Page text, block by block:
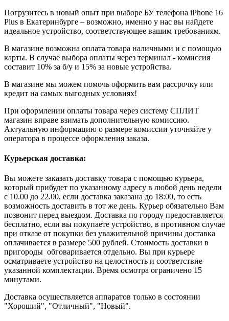
Погрузитесь в новый опыт при выборе БУ телефона iPhone 16
Plus в Екатеринбурге – возможно, именно у нас вы найдете
идеальное устройство, соответствующее вашим требованиям.
В магазине возможна оплата товара наличными и с помощью
карты. В случае выбора оплаты через терминал - комиссия
составит 10% за б/у и 15% за новые устройства.
В магазине мы можем помочь оформить вам рассрочку или
кредит на самых выгодных условиях!
При оформлении оплаты товара через систему СПЛИТ
магазин вправе взимать дополнительную комиссию.
Актуальную информацию о размере комиссии уточняйте у
оператора в процессе оформления заказа.
Курьерская доставка:
Вы можете заказать доставку товара с помощью курьера,
который прибудет по указанному адресу в любой день недели
с 10.00 до 22.00, если доставка заказана до 18:00, то есть
возможность доставить в тот же день. Курьер обязательно Вам
позвонит перед выездом. Доставка по городу предоставляется
бесплатно, если вы покупаете устройство, в противном случае
при отказе от покупки без уважительной причины доставка
оплачивается в размере 500 рублей. Стоимость доставки в
пригороды обговаривается отдельно. Вы при курьере
осматриваете устройство на целостность и соответствие
указанной комплектации. Время осмотра ограничено 15
минутами.
Доставка осуществляется аппаратов только в состоянии
"Хороший", "Отличный", "Новый".